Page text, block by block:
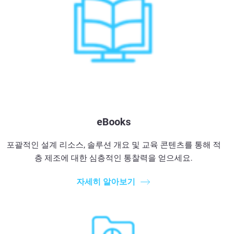
eBooks
포괄적인 설계 리소스, 솔루션 개요 및 교육 콘텐츠를 통해 적
층 제조에 대한 심층적인 통찰력을 얻으세요.
자세히 알아보기